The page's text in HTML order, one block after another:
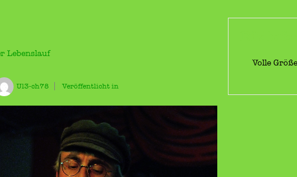
Lebenslauf
Ul3-ch78 Veröffentlicht in
Volle